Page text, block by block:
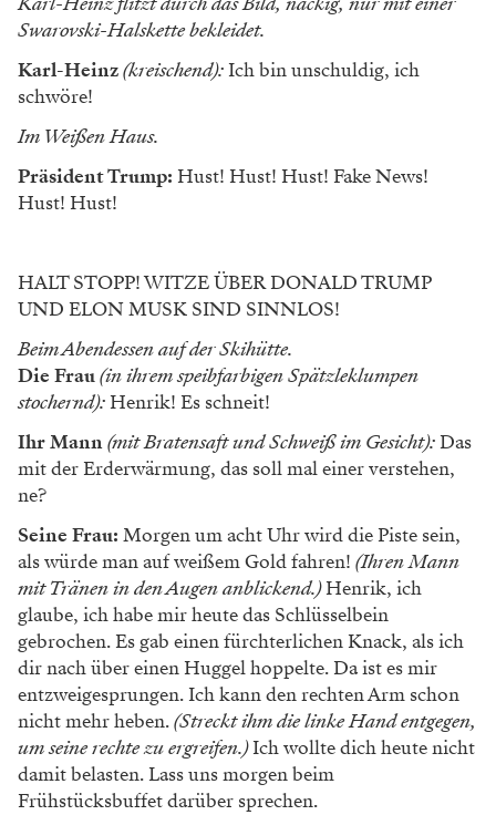
Swarovski-Halskette bekleidet.
Karl-Heinz(kreischend):Ich bin unschuldig, ich
schwöre!
Im Weißen Haus.
Präsident Trump: Hust! Hust! Hust! Fake News!
Hust! Hust!
HALT STOPP! WITZE ÜBER DONALD TRUMP
UND ELON MUSK SIND SINNLOS!
Beim Abendessen auf der Skihütte.
Die Frau(in ihrem speibfarbigen Spätzleklumpen
stochernd):Henrik! Es schneit!
Ihr Mann(mit Bratensaft und Schweiß im Gesicht):Das
mit der Erderwärmung, das soll mal einer verstehen,
ne?
Seine Frau: Morgen um acht Uhr wird die Piste sein,
als würde man auf weißem Gold fahren! (Ihren Mann
mit Tränen in den Augen anblickend.)Henrik, ich
glaube, ich habe mir heute das Schlüsselbein
gebrochen. Es gab einen fürchterlichen Knack, als ich
dir nach über einen Huggel hoppelte. Da ist es mir
entzweigesprungen. Ich kann den rechten Arm schon
nicht mehr heben.(Streckt ihm die linke Hand entgegen,
um seine rechte zu ergreifen.)Ich wollte dich heute nicht
damit belasten. Lass uns morgen beim
Frühstücksbuffet darüber sprechen.